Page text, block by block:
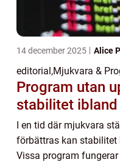
14 december 2025 Alice
editorial,Mjukvara &
Program utan
stabilitet
I en tid där mjukvara
förbättras kan stabilitet
Vissa program